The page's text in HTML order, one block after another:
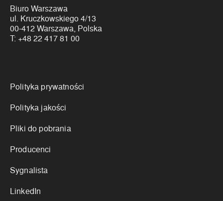
Biuro Warszawa
ul. Kruczkowskiego 4/13
00-412 Warszawa, Polska
T: +48 22 417 81 00
Linki
Polityka prywatności
Polityka jakości
Pliki do pobrania
Producenci
Sygnalista
LinkedIn